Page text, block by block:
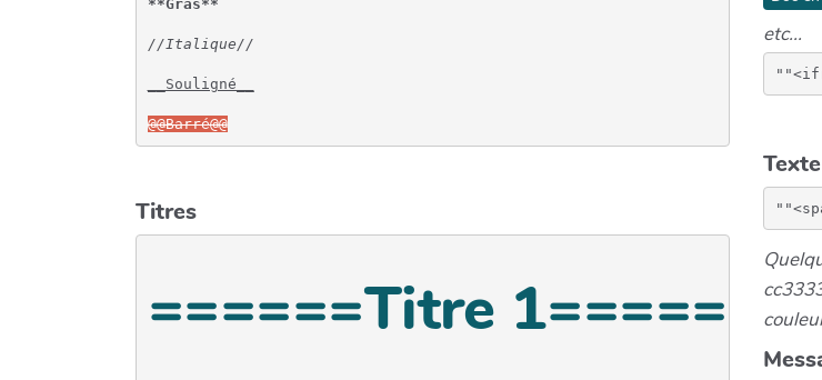
**Gras**
//Italique//
__Souligné__
@@Barré@@
Titres
======Titre 1======
etc...